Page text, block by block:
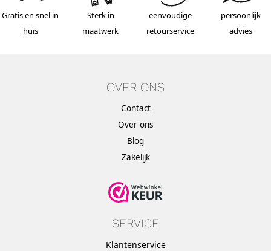
Gratis en snel in
huis
Sterk in
maatwerk
eenvoudige
retourservice
persoonlijk
advies
OVER ONS
Contact
Over ons
Blog
Zakelijk
SERVICE
Klantenservice